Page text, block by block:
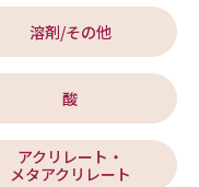
溶剤/その他
酸
アクリレート・
メタアクリレート